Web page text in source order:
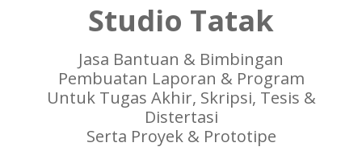
Studio Tatak
Jasa Bantuan & Bimbingan
Pembuatan Laporan & Program
Untuk Tugas Akhir, Skripsi, Tesis &
Distertasi
Serta Proyek & Prototipe